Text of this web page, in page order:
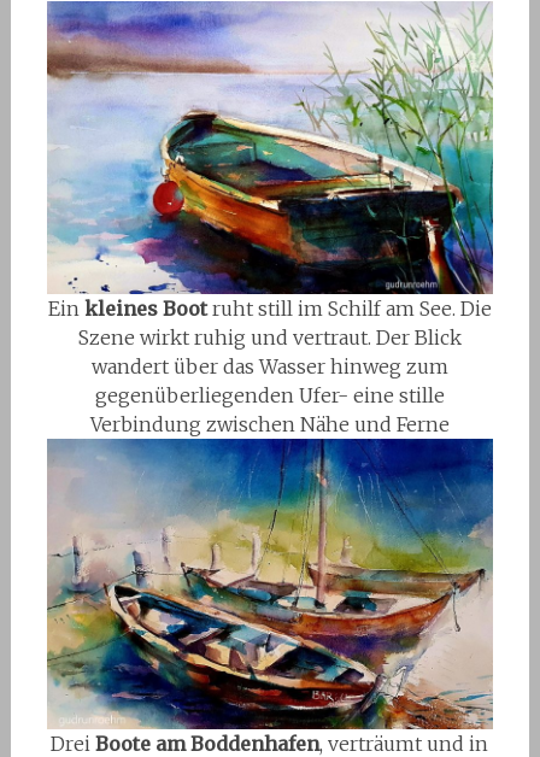
Ein kleines Bootruht still im Schilf am See. Die
Szene wirkt ruhig und vertraut. Der Blick
wandert über das Wasser hinweg zum
gegenüberliegenden Ufer- eine stille
Verbindung zwischen Nähe und Ferne
DreiBoote am Boddenhafen, verträumt und in